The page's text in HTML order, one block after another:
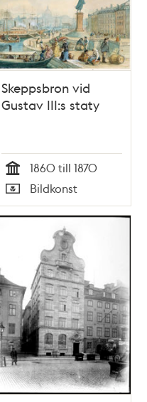
Skeppsbron vid
Gustav III:s staty
Tid
1860 till 1870
Typ
Bildkonst